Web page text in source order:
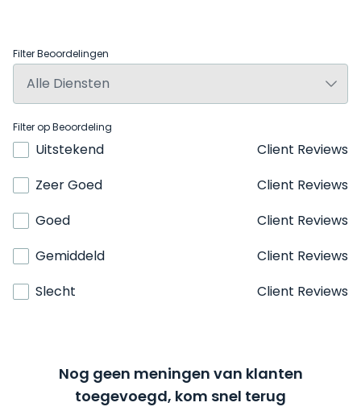
Filter Beoordelingen
Filter op Beoordeling
Uitstekend
Client Reviews
Zeer Goed
Client Reviews
Goed
Client Reviews
Gemiddeld
Client Reviews
Slecht
Client Reviews
Nog geen meningen van klanten
toegevoegd, kom snel terug